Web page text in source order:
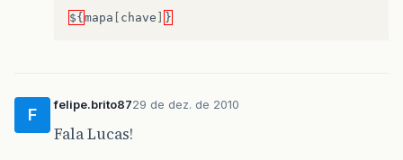
${mapa [ chave ] }
F
felipe.brito8729 de dez. de 2010
Fala Lucas!